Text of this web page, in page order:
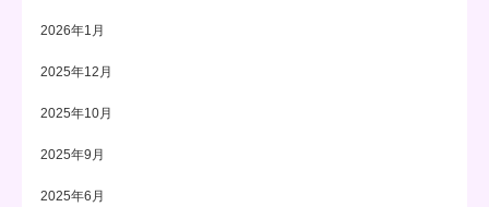
2026年1月
2025年12月
2025年10月
2025年9月
2025年6月